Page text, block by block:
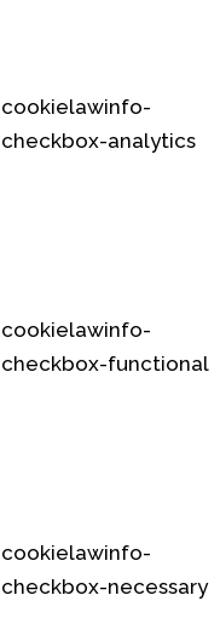
cookielawinfo-
checkbox-analytics
cookielawinfo-
checkbox-functional
cookielawinfo-
checkbox-necessary